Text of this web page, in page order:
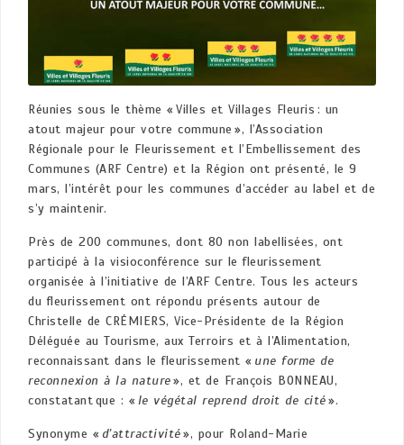
Réunies sous le thème « Villes et Villages Fleuris : un
atout majeur pour votre commune », l’Association
Régionale pour le Fleurissement et l’Embellissement des
Communes (ARF Centre) et la Région ont présenté, le 9
mars, l’intérêt pour les communes d’accéder au label et de
s’y maintenir.
Près de 200 communes, dont 80 non labellisées, ont
participé à la visioconférence sur le fleurissement
organisée à l’initiative de l’ARF Centre. Tous les acteurs
du fleurissement ont répondu présents autour de
Christelle de CRÉMIERS, Vice-Présidente de la Région
Déléguée au Tourisme, aux Terroirs et à l’Alimentation,
reconnaissant dans le fleurissement « une forme de
reconnexion à la nature», et de François BONNEAU,
constatant que : «le végétal reprend droit de cité».
Synonyme « d’attractivité», pour Roland-Marie